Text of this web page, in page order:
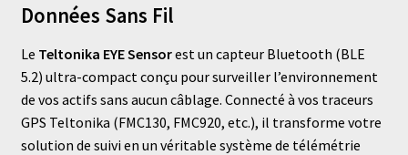
Données Sans Fil
Le Teltonika EYE Sensorest un capteur Bluetooth (BLE
5.2) ultra-compact conçu pour surveiller l’environnement
de vos actifs sans aucun câblage. Connecté à vos traceurs
GPS Teltonika (FMC130, FMC920, etc.), il transforme votre
solution de suivi en un véritable système de télémétrie